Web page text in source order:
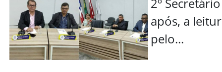
2º
após, a
pelo...